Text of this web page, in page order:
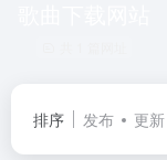
排序 发布 更新